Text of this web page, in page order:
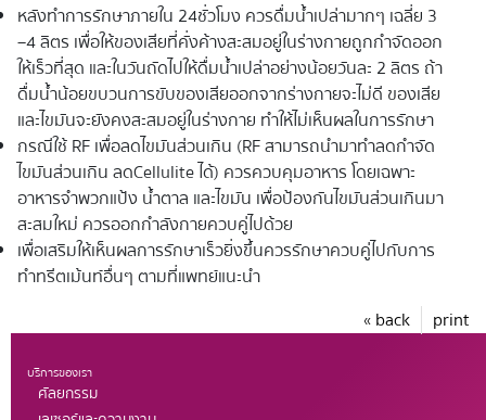
หลังทำการรักษาภายใน 24ชั่วโมง ควรดื่มน้ำเปล่ามากๆ เฉลี่ย 3
–4 ลิตร เพื่อให้ของเสียที่คั่งค้างสะสมอยู่ในร่างกายถูกกำจัดออก
ให้เร็วที่สุด และในวันถัดไปให้ดื่มน้ำเปล่าอย่างน้อยวันละ 2 ลิตร ถ้า
ดื่มน้ำน้อยขบวนการขับของเสียออกจากร่างกายจะไม่ดี ของเสีย
และไขมันจะยังคงสะสมอยู่ในร่างกาย ทำให้ไม่เห็นผลในการรักษา
กรณีใช้ RF เพื่อลดไขมันส่วนเกิน (RF สามารถนำมาทำลดกำจัด
ไขมันส่วนเกิน ลดCellulite ได้) ควรควบคุมอาหาร โดยเฉพาะ
อาหารจำพวกแป้ง น้ำตาล และไขมัน เพื่อป้องกันไขมันส่วนเกินมา
สะสมใหม่ ควรออกกำลังกายควบคู่ไปด้วย
เพื่อเสริมให้เห็นผลการรักษาเร็วยิ่งขึ้นควรรักษาควบคู่ไปกับการ
ทำทรีตเม้นท์อื่นๆ ตามที่แพทย์แนะนำ
print
« back
บริการของเรา
ศัลยกรรม